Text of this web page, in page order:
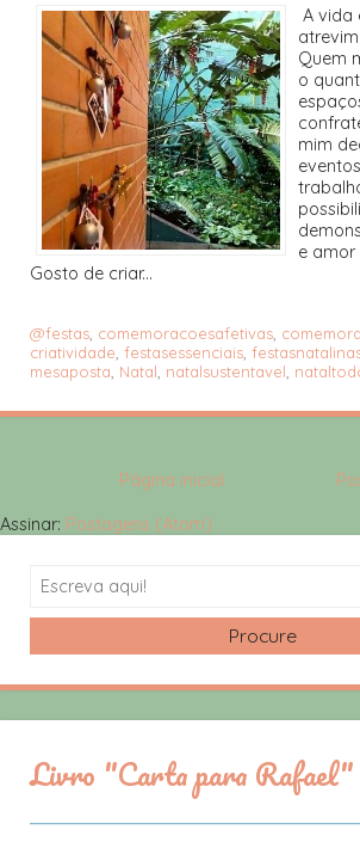
A vida
Quem
o
mim
e amor
Gosto de criar...
@festas comemoracoesafetivas
criatividade festasessenciais
mesaposta Natal natalsustentavel
Página inicial
Assinar: Postagens (Atom)
Search
Livro "Carta para Rafael"